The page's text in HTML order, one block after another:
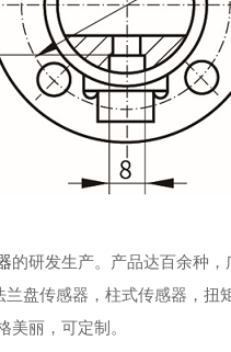
的研发生产。产品达百余种
盘传感器，柱式传感器，
丽，可定制。